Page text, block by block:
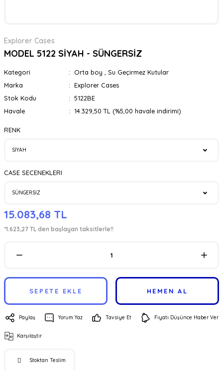
Explorer Cases
MODEL 5122 SİYAH - SÜNGERSİZ
Kategori Orta boy
Su Geçirmez Kutular
Marka
Explorer Cases
Stok Kodu
5122BE
Havale
14.329,50 TL (%5,00 havale indirimi)
RENK
CASE SECENEKLERI
15.083,68 TL
*1.623,27 TL den başlayan taksitlerle!!
SEPETE EKLE HEMEN AL
Paylaş Yorum Yaz Tavsiye Et Fiyatı Düşünce Haber Ver
Karşılaştır
Stoktan Teslim